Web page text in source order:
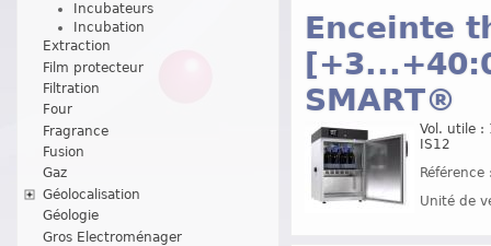
Incubateurs
Incubation
Extraction
Film protecteur
Filtration
Four
Fragrance
Fusion
Gaz
Géolocalisation
Géologie
Gros Electroménager
Enceinte
SMART®
Vol. utile :
IS12
Unité de